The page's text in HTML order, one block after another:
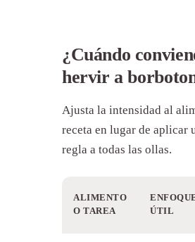
¿Cuándo
hervir a
Ajusta la intensidad al
receta en lugar de aplicar
regla a todas las ollas.
ALIMENTO
O TAREA
ÚTIL